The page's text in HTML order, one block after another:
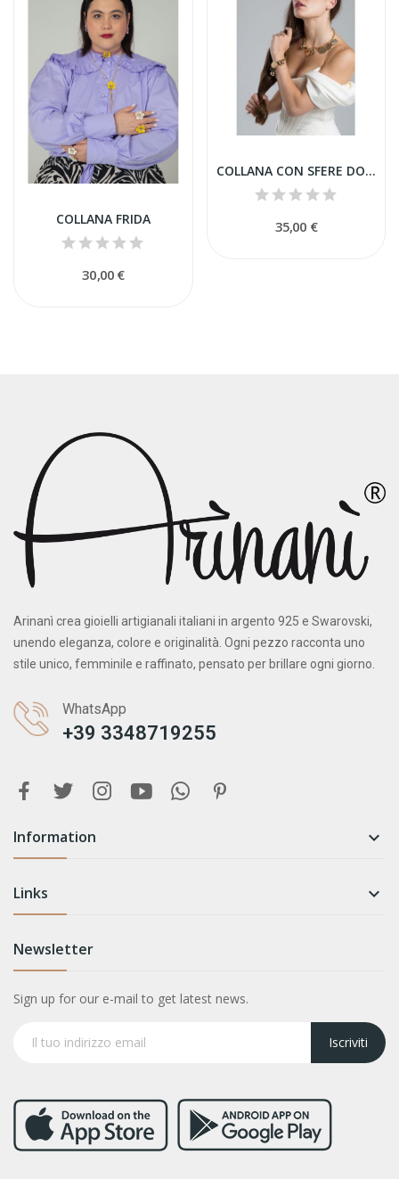
COLLANA FRIDA
30,00 €
COLLANA CON SFERE DORATE E MONETE
35,00 €
Arinanì crea gioielli artigianali italiani in argento 925 e Swarovski,
unendo eleganza, colore e originalità. Ogni pezzo racconta uno
stile unico, femminile e raffinato, pensato per brillare ogni giorno.
WhatsApp
+39 3348719255
Information 
Links 
Newsletter
Sign up for our e-mail to get latest news.
Iscriviti